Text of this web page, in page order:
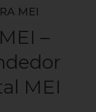
MEI
–
MEI